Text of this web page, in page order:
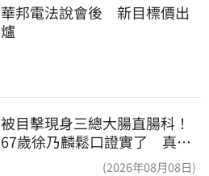
華邦電法說會後　新目標價出
爐
被目擊現身三總大腸直腸科！
67歲徐乃麟鬆口證實了 真實
(2026年08月08日)